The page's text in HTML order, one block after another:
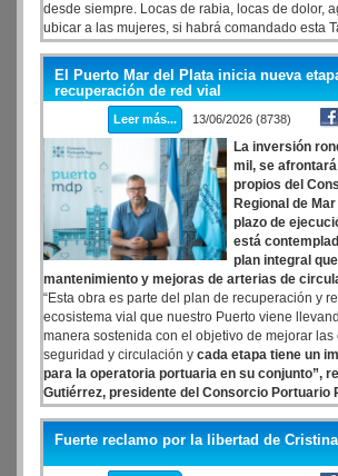
desde siempre. Locas de rabia, locas de dolor,
ubicar a las mujeres, si habrá comandado esta
desobedientes, no hay hay feminista que no
de sus militancia la insistencia de las madres y
búsqueda incesante por justicia, la salida de la
la calle, el duelo colectivo como herramienta de
El Puerto Mar del Plata inicia nueva
recuperación de red vial
Leer más... 13/06/2026 (8738)
La inversión
mil, se
propios del
Regional de
plazo de
está
plan integral
mantenimiento y mejoras de arterias de
“Esta obra es parte del plan de recuperación y
ecosistema vial que nuestro Puerto viene
manera sostenida con el objetivo de mejorar las
seguridad y circulación y cada etapa tiene un
para la operatoria portuaria en su conjunto”,
Gutiérrez, presidente del Consorcio Portuario
Plata, recordando que es continuidad de un
viales que ya tiene una primera etapa ejecutada.
Fuerte reclamo por la libertad de